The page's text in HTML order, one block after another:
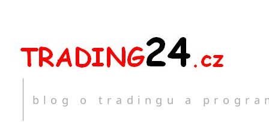
blog o tradingu a